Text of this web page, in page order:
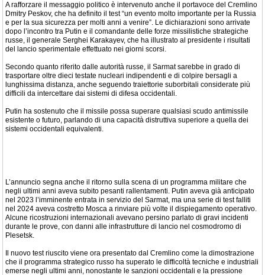
A rafforzare il messaggio politico è intervenuto anche il portavoce del Cremlino
Dmitry Peskov, che ha definito il test “un evento molto importante per la Russia
e per la sua sicurezza per molti anni a venire”. Le dichiarazioni sono arrivate
dopo l’incontro tra Putin e il comandante delle forze missilistiche strategiche
russe, il generale Serghei Karakayev, che ha illustrato al presidente i risultati
del lancio sperimentale effettuato nei giorni scorsi.
Secondo quanto riferito dalle autorità russe, il Sarmat sarebbe in grado di
trasportare oltre dieci testate nucleari indipendenti e di colpire bersagli a
lunghissima distanza, anche seguendo traiettorie suborbitali considerate più
difficili da intercettare dai sistemi di difesa occidentali.
Putin ha sostenuto che il missile possa superare qualsiasi scudo antimissile
esistente o futuro, parlando di una capacità distruttiva superiore a quella dei
sistemi occidentali equivalenti.
L’annuncio segna anche il ritorno sulla scena di un programma militare che
negli ultimi anni aveva subito pesanti rallentamenti. Putin aveva già anticipato
nel 2023 l’imminente entrata in servizio del Sarmat, ma una serie di test falliti
nel 2024 aveva costretto Mosca a rinviare più volte il dispiegamento operativo.
Alcune ricostruzioni internazionali avevano persino parlato di gravi incidenti
durante le prove, con danni alle infrastrutture di lancio nel cosmodromo di
Plesetsk.
Il nuovo test riuscito viene ora presentato dal Cremlino come la dimostrazione
che il programma strategico russo ha superato le difficoltà tecniche e industriali
emerse negli ultimi anni, nonostante le sanzioni occidentali e la pressione